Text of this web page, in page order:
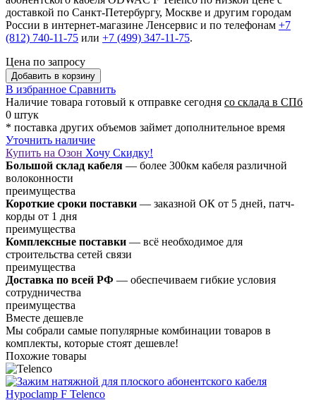
доставкой по Санкт-Петербургу, Москве и другим городам
России в интернет-магазине Ленсервис и по телефонам +7
(812) 740-11-75 или +7 (499) 347-11-75.
Цена по запросу
Добавить в корзину
В избранное Сравнить
Наличие товара готовый к отправке сегодня со склада в СПб
0 штук
* поставка других объемов займет дополнительное время
Уточнить наличие
Купить на Озон Хочу Скидку!
Большой склад кабеля — более 300км кабеля различной
волоконности
преимущества
Короткие сроки поставки — заказной ОК от 5 дней, патч-
корды от 1 дня
преимущества
Комплексные поставки — всё необходимое для
строительства сетей связи
преимущества
Доставка по всей РФ — обеспечиваем гибкие условия
сотрудничества
преимущества
Вместе дешевле
Мы собрали самые популярные комбинации товаров в
комплекты, которые стоят дешевле!
Похожие товары